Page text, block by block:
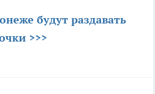
будут раздавать
>>>